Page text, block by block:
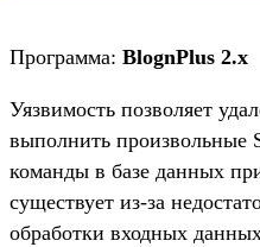
Программа: BlognPlus 2.x
Уязвимость позволяет
выполнить произвольные
команды в базе данных
существует из-за
обработки входных